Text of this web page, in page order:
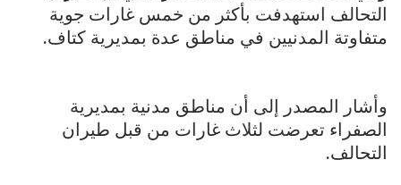
التحالف استهدفت بأكثر من خمس غارات جوية
متفاوتة المدنيين في مناطق عدة بمديرية كتاف.
وأشار المصدر إلى أن مناطق مدنية بمديرية
الصفراء تعرضت لثلاث غارات من قبل طيران
التحالف.